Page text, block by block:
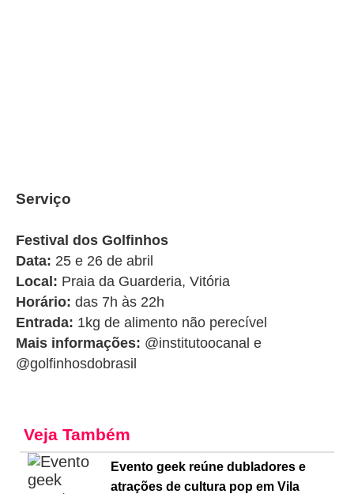
Serviço
Festival dos Golfinhos
Data: 25 e 26 de abril
Local: Praia da Guarderia, Vitória
Horário: das 7h às 22h
Entrada: 1kg de alimento não perecível
Mais informações: @institutoocanal e
@golfinhosdobrasil
Veja Também
Evento geek reúne dubladores e
atrações de cultura pop em Vila